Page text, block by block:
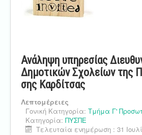
Ανάληψη υπηρεσίας
Δημοτικών Σχολείων της
σης Καρδίτσας
Λεπτομέρειες
Γονική Κατηγορία: Τμήμα Γ'
Κατηγορία: ΠΥΣΠΕ
Τελευταία ενημέρωση : 31